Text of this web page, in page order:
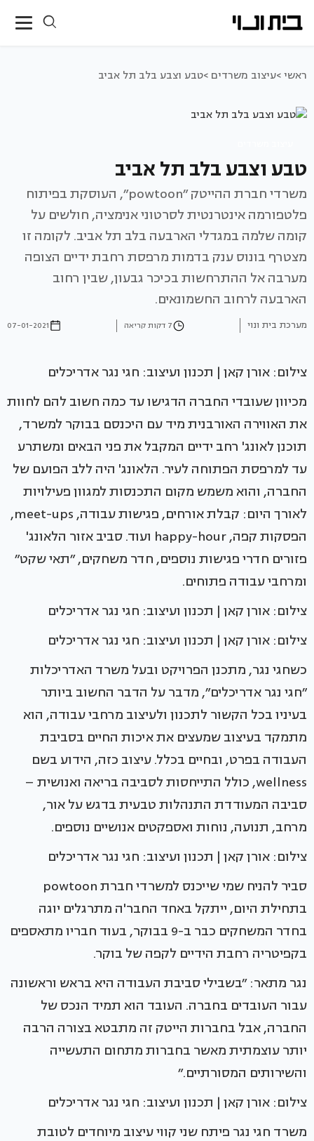
ראשי >עיצוב משרדים >טבע וצבע בלב תל אביב
טבע וצבע בלב תל אביב
משרדי חברת ההייטק ״powtoon״, העוסקת בפיתוח
פלטפורמה אינטרנטית לסרטוני אנימציה, חולשים על
קומה שלמה במגדלי הארבעה בלב תל אביב. לקומה זו
מצטרף בונוס ענק בדמות מרפסת רחבת ידיים הצופה
מערבה אל ההתרחשות בכיכר גבעון, שבין רחוב
הארבעה לרחוב החשמונאים.
מערכת בית ונוי 7 דקות קריאה 07-01-2021
צילום: אורן קאן | תכנון ועיצוב: חגי נגר אדריכלים
מכיוון שעובדי החברה הדגישו עד כמה חשוב להם לחוות
את האווירה האורבנית מיד עם היכנסם בבוקר למשרד,
תוכנן לאונג' רחב ידיים המקבל את פני הבאים ומשתרע
עד למרפסת הפתוחה לעיר. הלאונג' היה ללב הפועם של
החברה, והוא משמש מקום התכנסות למגוון פעילויות
לאורך היום: קבלת אורחים, פגישות עבודה, meet-ups,
הפסקות קפה, happy-hour ועוד. סביב אזור הלאונג'
פזורים חדרי פגישות נוספים, חדר משחקים, ״תאי שקט״
ומרחבי עבודה פתוחים.
צילום: אורן קאן | תכנון ועיצוב: חגי נגר אדריכלים
צילום: אורן קאן | תכנון ועיצוב: חגי נגר אדריכלים
כשחגי נגר, מתכנן הפרויקט ובעל משרד האדריכלות
״חגי נגר אדריכלים״, מדבר על הדבר החשוב ביותר
בעיניו בכל הקשור לתכנון ולעיצוב מרחבי עבודה, הוא
מתמקד בעיצוב שמעצים את איכות החיים בסביבת
העבודה בפרט, ובחיים בכלל. עיצוב כזה, הידוע בשם
wellness, כולל התייחסות לסביבה בריאה ואנושית –
סביבה המעודדת התנהלות טבעית בדגש על אור,
מרחב, תנועה, נוחות ואספקטים אנושיים נוספים.
צילום: אורן קאן | תכנון ועיצוב: חגי נגר אדריכלים
סביר להניח שמי שייכנס למשרדי חברת powtoon
בתחילת היום, ייתקל באחד החבר'ה מתרגלים יוגה
בחדר המשחקים כבר ב-9 בבוקר, בעוד חבריו מתאספים
בקפיטריה רחבת הידיים לקפה של בוקר.
נגר מתאר: ״בשבילי סביבת העבודה היא בראש וראשונה
עבור העובדים בחברה. העובד הוא תמיד הנכס של
החברה, אבל בחברות הייטק זה מתבטא בצורה הרבה
יותר עוצמתית מאשר בחברות מתחום התעשייה
והשירותים המסורתיים.״
צילום: אורן קאן | תכנון ועיצוב: חגי נגר אדריכלים
משרד חגי נגר פיתח שני קווי עיצוב מיוחדים לטובת